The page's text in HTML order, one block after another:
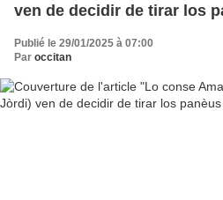
ven de decidir de tirar los
Publié le 29/01/2025 à 07:00
Par occitan